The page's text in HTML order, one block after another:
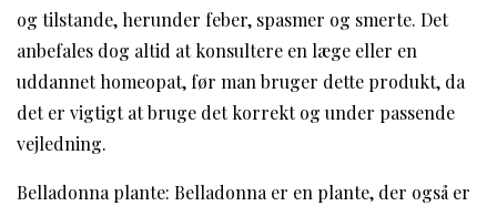
og tilstande, herunder feber, spasmer og smerte. Det
anbefales dog altid at konsultere en læge eller en
uddannet homeopat, før man bruger dette produkt, da
det er vigtigt at bruge det korrekt og under passende
vejledning.
Belladonna plante: Belladonna er en plante, der også er